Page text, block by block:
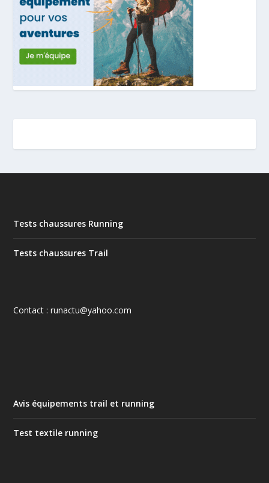
Tests chaussures Running
Tests chaussures Trail
Contact : runactu@yahoo.com
Avis équipements trail et running
Test textile running